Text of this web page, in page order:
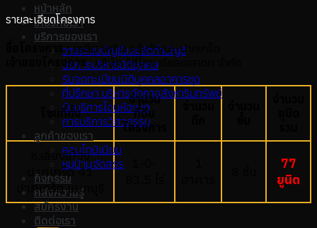
หน้าหลัก
เกี่ยวกับเรา
บริการของเรา
วางระบบบัญชีและจัดทำบัญชี
บริการบริหารนิติบุคคล
รับจดทะเบียนนิติบุคคลอาคารชุด
ที่ปรึกษา บริหารจัดกาอสังหาริมทรัพย์
รับบริการโอนห้องชุด
การบริการวิศวกรรม
ลูกค้าของเรา
คอนโดมิเนียม
หมู่บ้านจัดสรร
กิจกรรม
คลังความรู้
สมัครงาน
ติดต่อเรา
รายละเอียดโครงการ
ชื่อโครงการ :เพลิน เพลิน แจ้งวัฒนะ-ปากเกร็ด
เจ้าของโครงการ: บริษัท วิถีไทย เรียลเอสเตท จำกัด
โซนที่ตั้ง
จำนวน
ที่ดิน
โครงการ
ซ.เลี่ยงเมือง
ปากเกร็ด 41
ปากเกร็ด นนทบุรี
77
ยูนิต